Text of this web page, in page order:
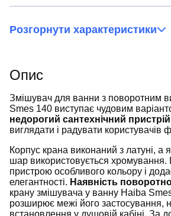
Розгорнути характеристики
Опис
Змішувач для ванни з поворотним
Smes 140 виступає чудовим
недорогий сантехнічний пристрій
виглядати і радувати користувачів
Корпус крана виконаний з латуні, а
шар використовується хромування.
пристрою особливого кольору і
елегантності. Наявність
крану змішувача у ванну Haiba
розширює межі його застосування,